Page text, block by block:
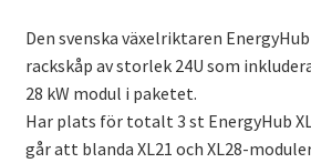
Den svenska växelriktaren
rackskåp av storlek 24U som
28 kW modul i paketet.
Har plats för totalt 3 st EnergyHub
går att blanda XL21 och XL28-